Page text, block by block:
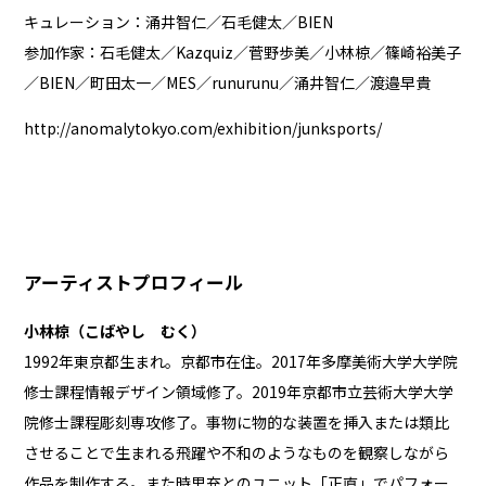
キュレーション：涌井智仁／石毛健太／BIEN
参加作家：石毛健太／Kazquiz／菅野歩美／小林椋／篠崎裕美子
／BIEN／町田太一／MES／runurunu／涌井智仁／渡邉早貴
http://anomalytokyo.com/exhibition/junksports/
アーティストプロフィール
小林椋（こばやし むく）
1992年東京都生まれ。京都市在住。2017年多摩美術大学大学院
修士課程情報デザイン領域修了。2019年京都市立芸術大学大学
院修士課程彫刻専攻修了。事物に物的な装置を挿入または類比
させることで生まれる飛躍や不和のようなものを観察しながら